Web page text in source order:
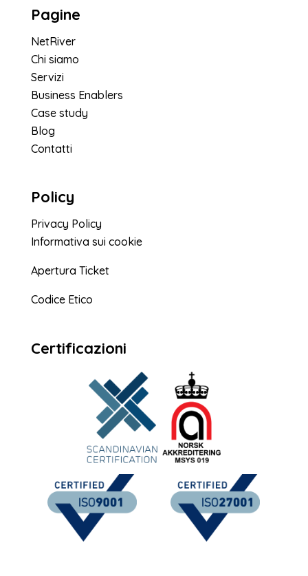
Pagine
NetRiver
Chi siamo
Servizi
Business Enablers
Case study
Blog
Contatti
Policy
Privacy Policy
Informativa sui cookie
Apertura Ticket
Codice Etico
Certificazioni